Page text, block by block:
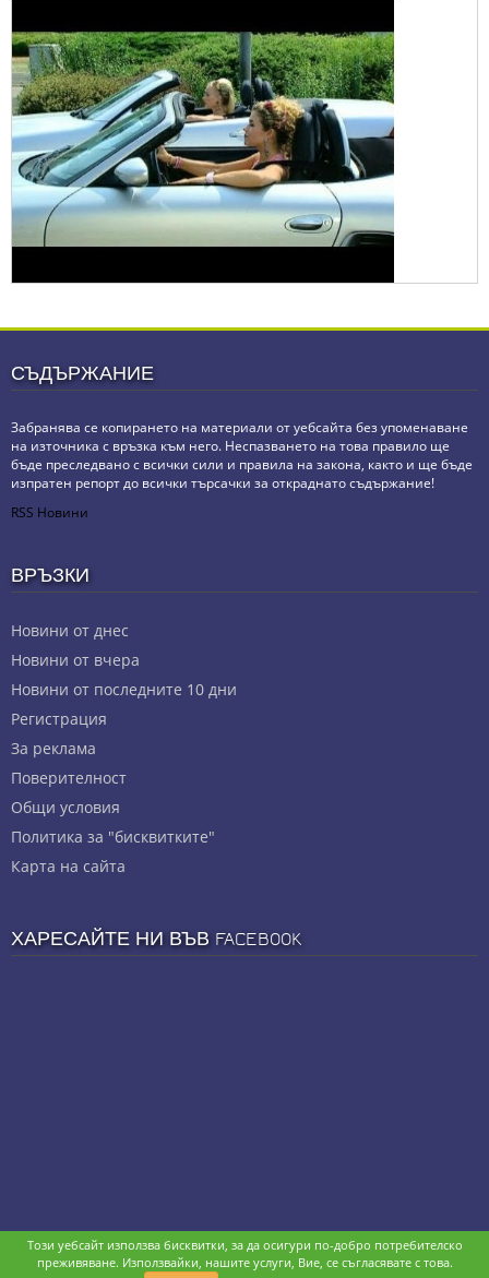
СЪДЪРЖАНИЕ
Забранява се копирането на материали от уебсайта без упоменаване
на източника с връзка към него. Неспазването на това правило ще
бъде преследвано с всички сили и правила на закона, както и ще бъде
изпратен репорт до всички търсачки за откраднато съдържание!
RSS Новини
ВРЪЗКИ
Новини от днес
Новини от вчера
Новини от последните 10 дни
Регистрация
За реклама
Πoвepитeлнocт
Общи условия
Политика за "бисквитките"
Карта на сайта
ХАРЕСАЙТЕ НИ ВЪВ FACEBOOK
© stz24.com. Developed byBPage CMS.
Този уебсайт използва бисквитки, за да осигури по-добро потребителско
преживяване. Използвайки, нашите услуги, Вие, се съгласявате с това.